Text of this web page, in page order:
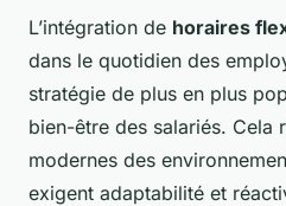
L’intégration de horaires
dans le quotidien des
stratégie de plus en plus
bien-être des salariés. Cela
modernes des
exigent adaptabilité et